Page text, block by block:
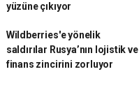
yüzüne çıkıyor
Wildberries'e yönelik
saldırılar Rusya’nın lojistik ve
finans zincirini zorluyor